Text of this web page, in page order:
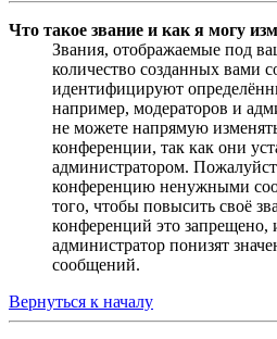
Что такое звание и как я могу
Звания, отображаемые под
количество созданных вами
идентифицируют
например, модераторов и
не можете напрямую
конференции, так как они
администратором.
конференцию ненужными
того, чтобы повысить своё
конференций это запрещено,
администратор понизят
сообщений.
Вернуться к началу